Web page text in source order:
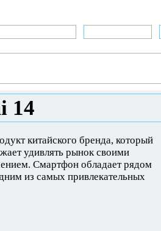
14
китайского бренда, который
удивлять рынок своими
Смартфон обладает рядом
из самых привлекательных